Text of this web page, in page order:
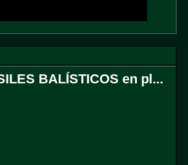
BALÍSTICOS en pl...